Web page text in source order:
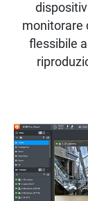
monitorare
flessibile